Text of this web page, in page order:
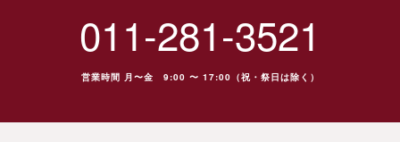
011-281-3521
営業時間 月〜金 9:00 〜 17:00（祝・祭日は除く）